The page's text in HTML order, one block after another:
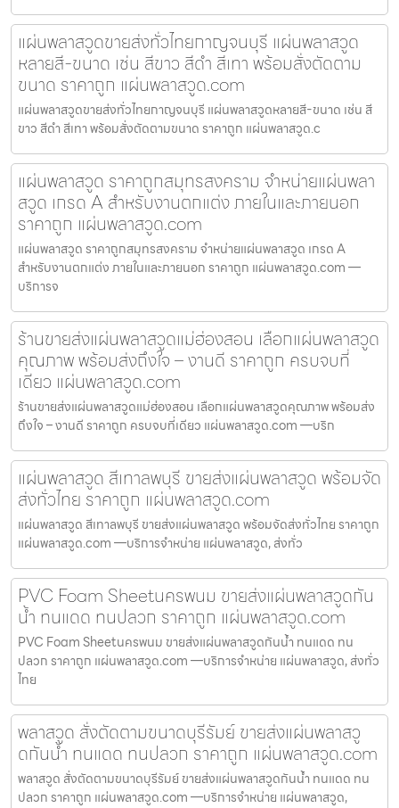
แผ่นพลาสวูดขายส่งทั่วไทยกาญจนบุรี แผ่นพลาสวูด
หลายสี-ขนาด เช่น สีขาว สีดำ สีเทา พร้อมสั่งตัดตาม
ขนาด ราคาถูก แผ่นพลาสวูด.com
แผ่นพลาสวูดขายส่งทั่วไทยกาญจนบุรี แผ่นพลาสวูดหลายสี-ขนาด เช่น สี
ขาว สีดำ สีเทา พร้อมสั่งตัดตามขนาด ราคาถูก แผ่นพลาสวูด.c
แผ่นพลาสวูด ราคาถูกสมุทรสงคราม จำหน่ายแผ่นพลา
สวูด เกรด A สำหรับงานตกแต่ง ภายในและภายนอก
ราคาถูก แผ่นพลาสวูด.com
แผ่นพลาสวูด ราคาถูกสมุทรสงคราม จำหน่ายแผ่นพลาสวูด เกรด A
สำหรับงานตกแต่ง ภายในและภายนอก ราคาถูก แผ่นพลาสวูด.com —
บริการจ
ร้านขายส่งแผ่นพลาสวูดแม่ฮ่องสอน เลือกแผ่นพลาสวูด
คุณภาพ พร้อมส่งถึงใจ – งานดี ราคาถูก ครบจบที่
เดียว แผ่นพลาสวูด.com
ร้านขายส่งแผ่นพลาสวูดแม่ฮ่องสอน เลือกแผ่นพลาสวูดคุณภาพ พร้อมส่ง
ถึงใจ – งานดี ราคาถูก ครบจบที่เดียว แผ่นพลาสวูด.com —บริก
แผ่นพลาสวูด สีเทาลพบุรี ขายส่งแผ่นพลาสวูด พร้อมจัด
ส่งทั่วไทย ราคาถูก แผ่นพลาสวูด.com
แผ่นพลาสวูด สีเทาลพบุรี ขายส่งแผ่นพลาสวูด พร้อมจัดส่งทั่วไทย ราคาถูก
แผ่นพลาสวูด.com —บริการจำหน่าย แผ่นพลาสวูด, ส่งทั่ว
PVC Foam Sheetนครพนม ขายส่งแผ่นพลาสวูดกัน
น้ำ ทนแดด ทนปลวก ราคาถูก แผ่นพลาสวูด.com
PVC Foam Sheetนครพนม ขายส่งแผ่นพลาสวูดกันน้ำ ทนแดด ทน
ปลวก ราคาถูก แผ่นพลาสวูด.com —บริการจำหน่าย แผ่นพลาสวูด, ส่งทั่ว
ไทย
พลาสวูด สั่งตัดตามขนาดบุรีรัมย์ ขายส่งแผ่นพลาสวู
ดกันน้ำ ทนแดด ทนปลวก ราคาถูก แผ่นพลาสวูด.com
พลาสวูด สั่งตัดตามขนาดบุรีรัมย์ ขายส่งแผ่นพลาสวูดกันน้ำ ทนแดด ทน
ปลวก ราคาถูก แผ่นพลาสวูด.com —บริการจำหน่าย แผ่นพลาสวูด,